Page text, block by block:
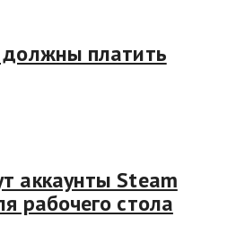
должны платить
аккаунты Steam
рабочего стола